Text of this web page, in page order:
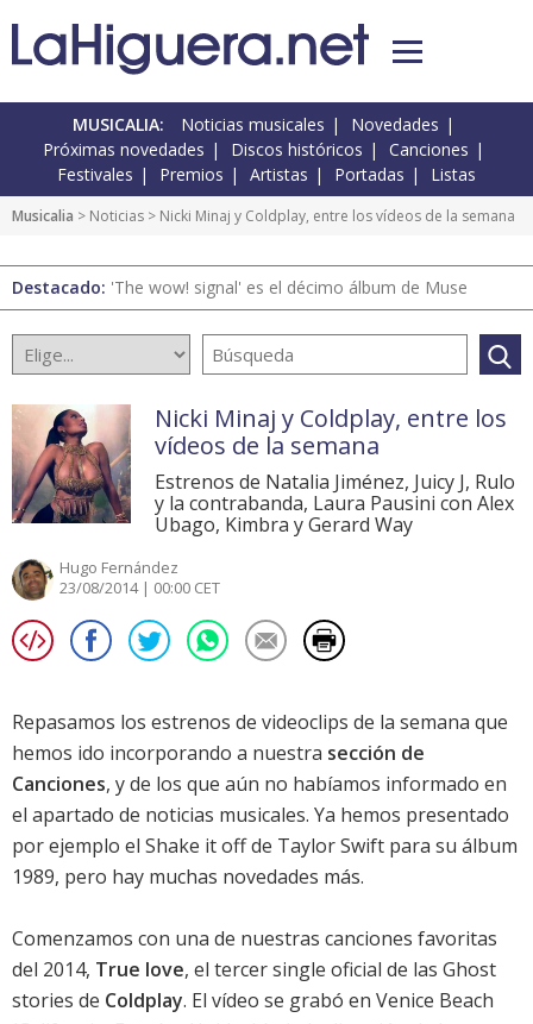
MUSICALIA: Noticias musicales
Novedades
Próximas novedades
Discos históricos
Canciones
Festivales
Premios Artistas Portadas Listas
Musicalia > Noticias > Nicki Minaj y Coldplay, entre los vídeos de la semana
Destacado: 'The wow! signal' es el décimo álbum de Muse
Nicki Minaj y Coldplay, entre los
vídeos de la semana
Estrenos de Natalia Jiménez, Juicy J, Rulo
y la contrabanda, Laura Pausini con Alex
Ubago, Kimbra y Gerard Way
Hugo Fernández
23/08/2014 | 00:00 CET
Repasamos los estrenos de videoclips de la semana que
hemos ido incorporando a nuestra sección de
Canciones, y de los que aún no habíamos informado en
el apartado de noticias musicales. Ya hemos presentado
por ejemplo el Shake it offde Taylor Swift para su álbum
1989, pero hay muchas novedades más.
Comenzamos con una de nuestras canciones favoritas
del 2014, True love, el tercer single oficial de las Ghost
stories de Coldplay. El vídeo se grabó en Venice Beach